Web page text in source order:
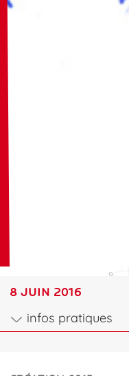
8 JUIN 2016
infos pratiques